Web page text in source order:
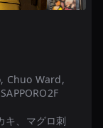
Chuo Ward,
キ、マグロ刺